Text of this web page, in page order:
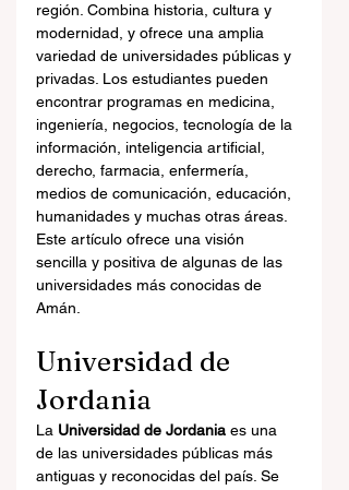
región. Combina historia, cultura y
modernidad, y ofrece una amplia
variedad de universidades públicas y
privadas. Los estudiantes pueden
encontrar programas en medicina,
ingeniería, negocios, tecnología de la
información, inteligencia artificial,
derecho, farmacia, enfermería,
medios de comunicación, educación,
humanidades y muchas otras áreas.
Este artículo ofrece una visión
sencilla y positiva de algunas de las
universidades más conocidas de
Amán.
Universidad de
Jordania
La Universidad de Jordania es una
de las universidades públicas más
antiguas y reconocidas del país. Se